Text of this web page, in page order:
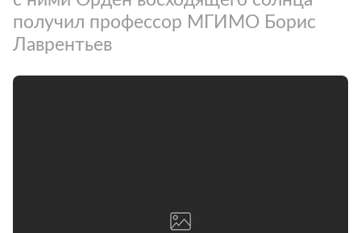
получил профессор МГИМО Борис
Лаврентьев